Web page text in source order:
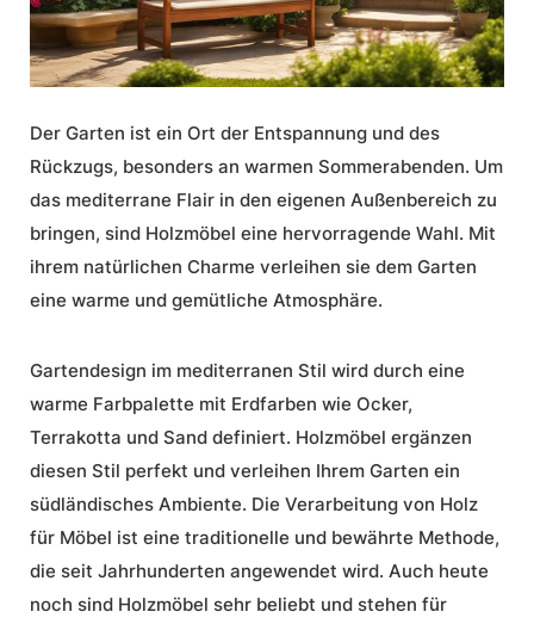
Der Garten ist ein Ort der Entspannung und des
Rückzugs, besonders an warmen Sommerabenden. Um
das mediterrane Flair in den eigenen Außenbereich zu
bringen, sind Holzmöbel eine hervorragende Wahl. Mit
ihrem natürlichen Charme verleihen sie dem Garten
eine warme und gemütliche Atmosphäre.
Gartendesign im mediterranen Stil wird durch eine
warme Farbpalette mit Erdfarben wie Ocker,
Terrakotta und Sand definiert. Holzmöbel ergänzen
diesen Stil perfekt und verleihen Ihrem Garten ein
südländisches Ambiente. Die Verarbeitung von Holz
für Möbel ist eine traditionelle und bewährte Methode,
die seit Jahrhunderten angewendet wird. Auch heute
noch sind Holzmöbel sehr beliebt und stehen für